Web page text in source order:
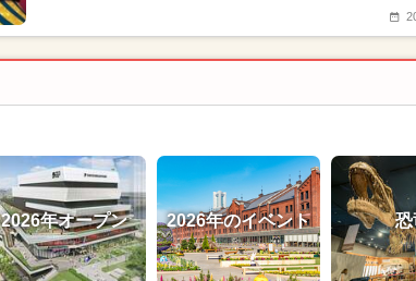
2026年オープン 2026年のイベント 恐